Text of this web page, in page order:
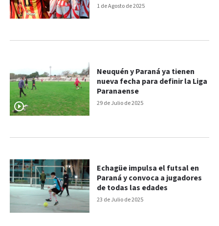
1 de Agosto de 2025
29 de Julio de 2025
Neuquén y Paraná ya tienen
nueva fecha para definir la Liga
Paranaense
23 de Julio de 2025
Echagüe impulsa el futsal en
Paraná y convoca a jugadores
de todas las edades